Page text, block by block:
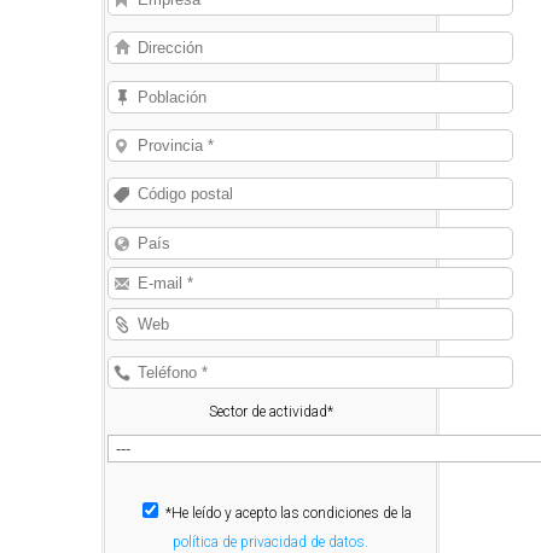
Sector de actividad*
*He leído y acepto las condiciones de la
política de privacidad de datos.